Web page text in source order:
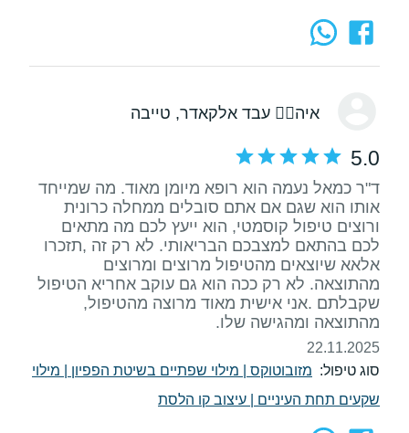
איה🙅‍♀️ עבד אלקאדר, טייבה
5.0
ד"ר כמאל נעמה הוא רופא מיומן מאוד. מה שמייחד
אותו הוא שגם אם אתם סובלים ממחלה כרונית
ורוצים טיפול קוסמטי, הוא ייעץ לכם מה מתאים
לכם בהתאם למצבכם הבריאותי. לא רק זה ,תזכרו
אלאא שיוצאים מהטיפול מרוצים ומרוצים
מהתוצאה. לא רק ככה הוא גם עוקב אחריא הטיפול
שקבלתם .אני אישית מאוד מרוצה מהטיפול,
מהתוצאה ומהגישה שלו.
22.11.2025
סוג טיפול: מזובוטוקס מילוי שפתיים בשיטת הפפיון
מילוי
שקעים תחת העיניים
עיצוב קו הלסת